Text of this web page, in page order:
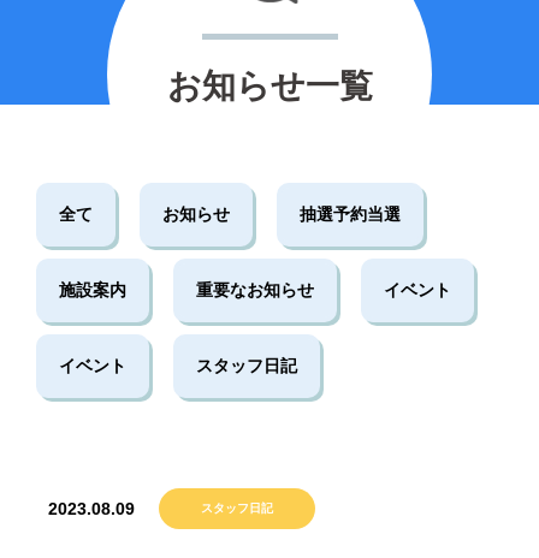
お知らせ一覧
全て お知らせ 抽選予約当選
施設案内 重要なお知らせ イベント
イベント スタッフ日記
2023.08.09 スタッフ日記